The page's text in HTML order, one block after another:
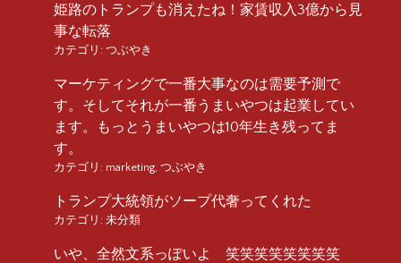
姫路のトランプも消えたね！家賃収入3億から見
事な転落
カテゴリ: つぶやき
マーケティングで一番大事なのは需要予測で
す。そしてそれが一番うまいやつは起業してい
ます。もっとうまいやつは10年生き残ってま
す。
カテゴリ: marketing つぶやき
トランプ大統領がソープ代奢ってくれた
カテゴリ: 未分類
いや、全然文系っぽいよ 笑笑笑笑笑笑笑笑